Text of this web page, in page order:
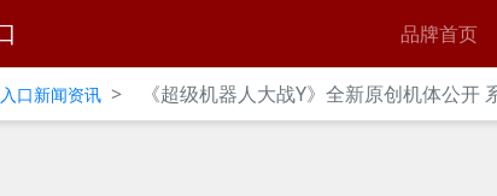
品牌首页
口新闻资讯 > 《超级机器人大战Y》全新原创机体公开